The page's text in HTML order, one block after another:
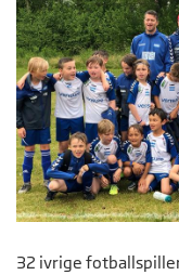
32 ivrige